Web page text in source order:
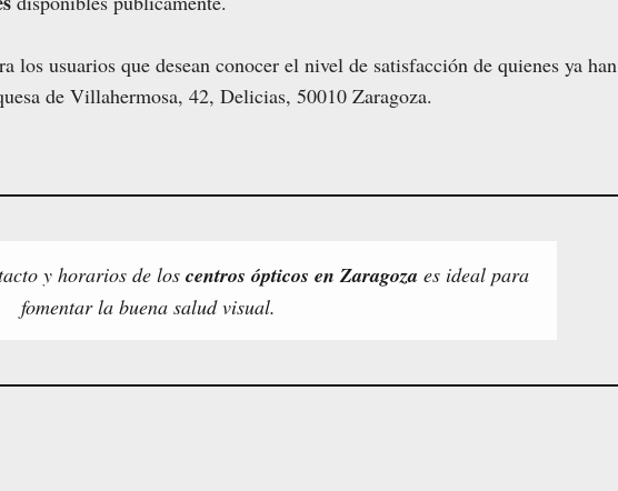
los usuarios que desean conocer el nivel de satisfacción de quienes ya han
de Villahermosa, 42, Delicias, 50010 Zaragoza.
y horarios de los centros ópticos en Zaragoza es ideal para
fomentar la buena salud visual.